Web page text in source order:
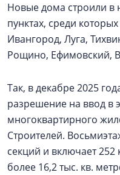
Новые дома строили в
пунктах, среди
Ивангород, Луга,
Рощино, Ефимовский,
Так, в декабре 2025
разрешение на ввод в
многоквартирного
Строителей.
секций и включает
более 16,2 тыс. кв.